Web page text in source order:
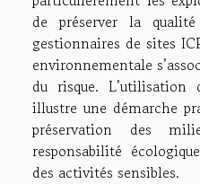
de préserver la
gestionnaires de sites
environnementale
du risque. L’utilisation
illustre une démarche
préservation des
responsabilité
des activités sensibles.